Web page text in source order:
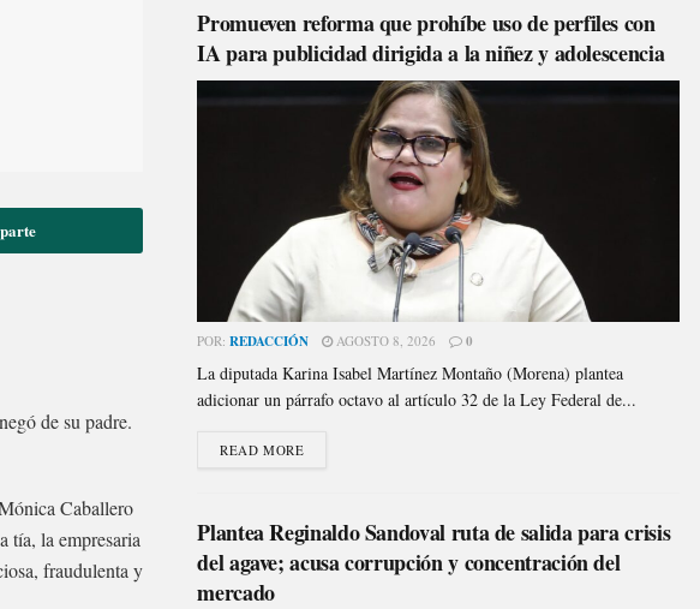
de su padre.
Caballero
tía, la empresaria
fraudulenta y
Promueven reforma que prohíbe uso de perfiles con
IA para publicidad dirigida a la niñez y adolescencia
POR: REDACCIÓN AGOSTO 8, 2026 0
La diputada Karina Isabel Martínez Montaño (Morena) plantea
adicionar un párrafo octavo al artículo 32 de la Ley Federal de...
READ MORE
Plantea Reginaldo Sandoval ruta de salida para crisis
del agave; acusa corrupción y concentración del
mercado